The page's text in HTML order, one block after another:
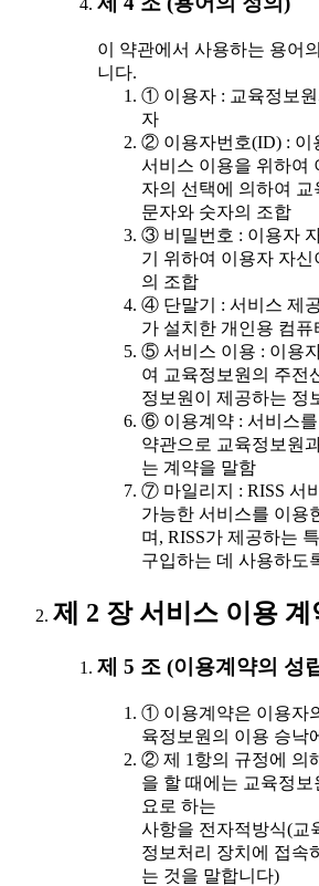
이 약관에서 사용하는 용어
니다.
① 이용자 : 교육정보
자
② 이용자번호(ID) : 이
서비스 이용을 위하여
자의 선택에 의하여
문자와 숫자의 조합
③ 비밀번호 : 이용자
기 위하여 이용자 자
의 조합
④ 단말기 : 서비스 제
가 설치한 개인용 컴퓨
⑤ 서비스 이용 : 이용
여 교육정보원의 주전
정보원이 제공하는 정
⑥ 이용계약 : 서비스를
약관으로 교육정보원
는 계약을 말함
⑦ 마일리지 : RISS 서
가능한 서비스를 이용
며, RISS가 제공하는
구입하는 데 사용하도
제 2 장 서비스 이용 계
제 5 조 (이용계약의 성
① 이용계약은 이용자
육정보원의 이용 승낙
② 제 1항의 규정에 의
을 할 때에는 교육정
요로 하는
사항을 전자적방식(교
정보처리 장치에 접속
는 것을 말합니다)